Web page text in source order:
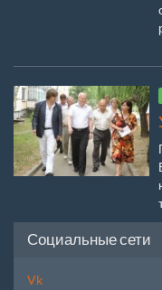
Социальные сети
Vk